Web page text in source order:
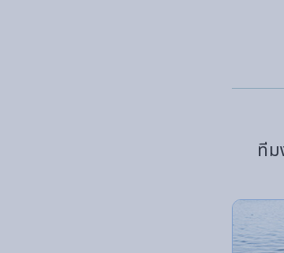
ทีม